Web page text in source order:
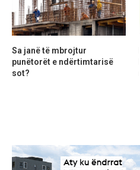
Sa janë të mbrojtur
punëtorët e ndërtimtarisë
sot?